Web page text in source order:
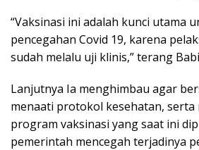
“Vaksinasi ini adalah kunci utama
pencegahan Covid 19, karena
sudah melalu uji klinis,” terang
Lanjutnya Ia menghimbau agar
menaati protokol kesehatan, serta
program vaksinasi yang saat ini
pemerintah mencegah terjadinya